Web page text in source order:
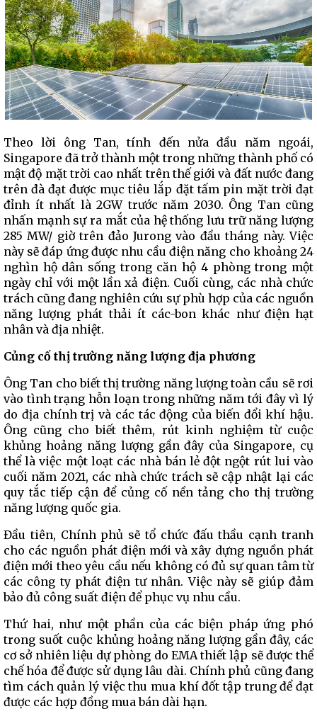
Theo lời ông Tan, tính đến nửa đầu năm ngoái,
Singapore đã trở thành một trong những thành phố có
mật độ mặt trời cao nhất trên thế giới và đất nước đang
trên đà đạt được mục tiêu lắp đặt tấm pin mặt trời đạt
đỉnh ít nhất là 2GW trước năm 2030. Ông Tan cũng
nhấn mạnh sự ra mắt của hệ thống lưu trữ năng lượng
285 MW/ giờ trên đảo Jurong vào đầu tháng này. Việc
này sẽ đáp ứng được nhu cầu điện năng cho khoảng 24
nghìn hộ dân sống trong căn hộ 4 phòng trong một
ngày chỉ với một lần xả điện. Cuối cùng, các nhà chức
trách cũng đang nghiên cứu sự phù hợp của các nguồn
năng lượng phát thải ít các-bon khác như điện hạt
nhân và địa nhiệt.
Củng cố thị trường năng lượng địa phương
Ông Tan cho biết thị trường năng lượng toàn cầu sẽ rơi
vào tình trạng hỗn loạn trong những năm tới đây vì lý
do địa chính trị và các tác động của biến đổi khí hậu.
Ông cũng cho biết thêm, rút kinh nghiệm từ cuộc
khủng hoảng năng lượng gần đây của Singapore, cụ
thể là việc một loạt các nhà bán lẻ đột ngột rút lui vào
cuối năm 2021, các nhà chức trách sẽ cập nhật lại các
quy tắc tiếp cận để củng cố nền tảng cho thị trường
năng lượng quốc gia.
Đầu tiên, Chính phủ sẽ tổ chức đấu thầu cạnh tranh
cho các nguồn phát điện mới và xây dựng nguồn phát
điện mới theo yêu cầu nếu không có đủ sự quan tâm từ
các công ty phát điện tư nhân. Việc này sẽ giúp đảm
bảo đủ công suất điện để phục vụ nhu cầu.
Thứ hai, như một phần của các biện pháp ứng phó
trong suốt cuộc khủng hoảng năng lượng gần đây, các
cơ sở nhiên liệu dự phòng do EMA thiết lập sẽ được thể
chế hóa để được sử dụng lâu dài. Chính phủ cũng đang
tìm cách quản lý việc thu mua khí đốt tập trung để đạt
được các hợp đồng mua bán dài hạn.